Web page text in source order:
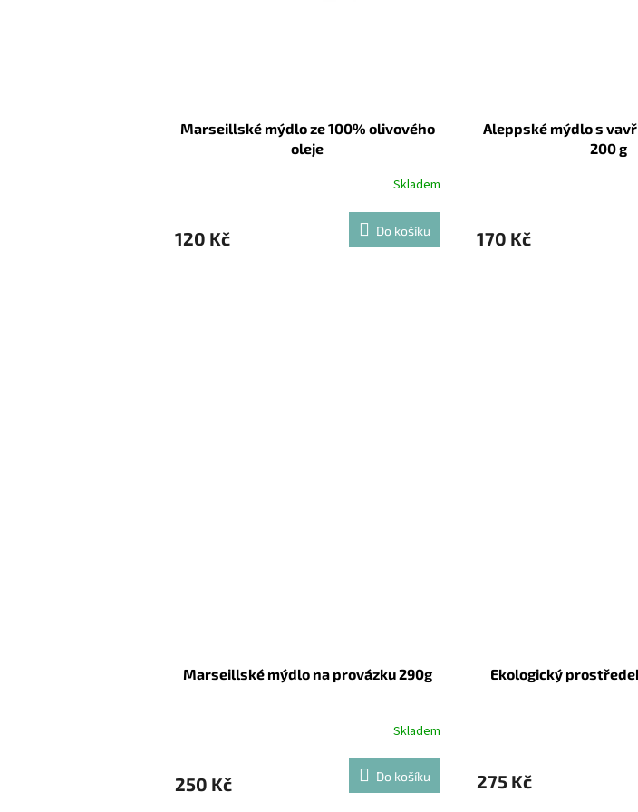
Marseillské mýdlo ze 100% olivového
oleje
Skladem
120 Kč Do košíku
Aleppské mýdlo s
200 g
170 Kč
Marseillské mýdlo na provázku 290g
Skladem
250 Kč Do košíku
Ekologický
275 Kč